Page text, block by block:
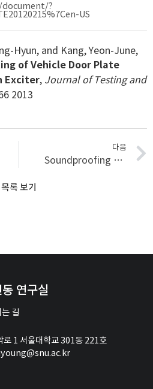
?
US
Hyun, and Kang, Yeon-June,
of Vehicle Door Plate
Exciter, Journal of Testing and
2013
다음
Soundproofing ability and mechanical properties of polypropylene/exfoliated graphite nanoplatelet/carbon nanotube (PP/xGnP/CNT) composite International
목록 보기
연구실
길
1 서울대학교 301동 221호